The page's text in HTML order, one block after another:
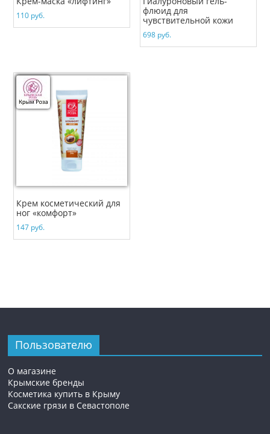
110 руб.
флюид для
чувствительной кожи
698 руб.
Крем косметический для
ног «комфорт»
147 руб.
Пользователю
О магазине
Крымские бренды
Косметика купить в Крыму
Сакские грязи в Севастополе